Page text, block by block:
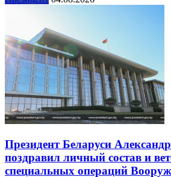
Президент Беларуси
поздравил личный состав и
специальных операций